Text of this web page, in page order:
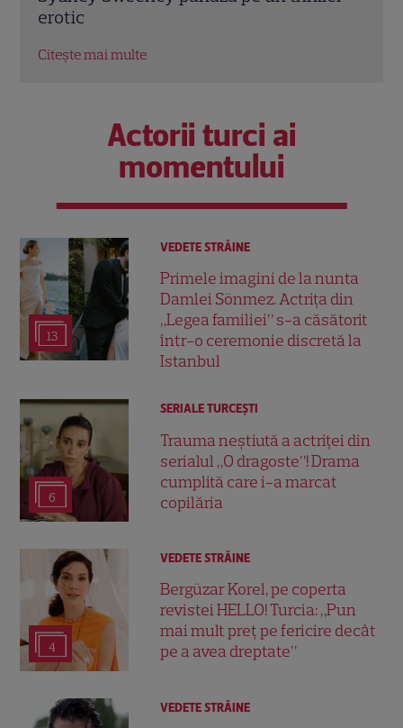
Citește mai multe
Actorii turci ai
momentului
13
VEDETE STRĂINE
Primele imagini de la nunta
Damlei Sönmez. Actrița din
„Legea familiei” s-a căsătorit
într-o ceremonie discretă la
Istanbul
6
SERIALE TURCEŞTI
Trauma neștiută a actriței din
serialul „O dragoste”! Drama
cumplită care i-a marcat
copilăria
4
VEDETE STRĂINE
Bergüzar Korel, pe coperta
revistei HELLO! Turcia: „Pun
mai mult preț pe fericire decât
pe a avea dreptate”
VEDETE STRĂINE